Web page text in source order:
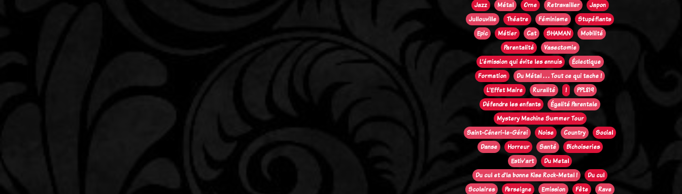
Jazz
Métal Orne Retravailler
Japon
Jullouville
Théatre Féminisme
Stupéfiants
Epic
Métier Cat SHAMAN
Mobilité
Parentalité
Vasectomie
L’émission qui évite les ennuis
Éclectique
Formation
Du Métal . . . Tout ce qui tache !
L'Effet Maire
Ruralité !
PPL819
Défendre les enfants
Égalité Parentale
Mystery Machine Summer Tour
Saint-Céneri-le-Gérei
Noise Country
Social
Danse
Horreur Santé
Bichoiseries
Estiv'art
Du Metal
Du cul et d'la bonne Kise Rock-Metal !
Du cul
Scolaires
Perseigne Emission Fête
Rave